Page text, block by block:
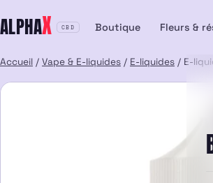
au
ALPHAX CBD Boutique Fleurs &
Accueil / Vape & E-liquides / E-liquides / E-